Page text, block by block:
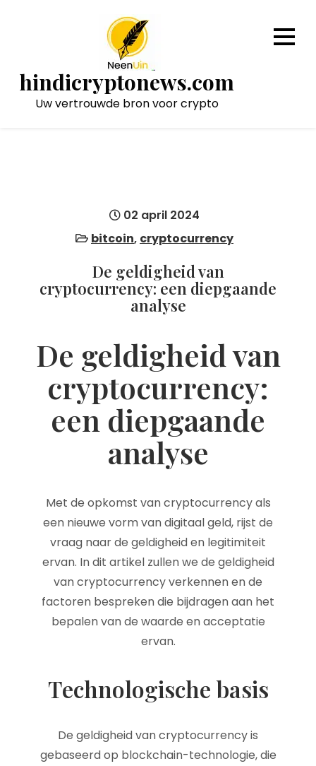
hindicryptonews.com
Uw vertrouwde bron voor crypto
02 april 2024
bitcoin, cryptocurrency
De geldigheid van
cryptocurrency: een diepgaande
analyse
De geldigheid van
cryptocurrency:
een diepgaande
analyse
Met de opkomst van cryptocurrency als
een nieuwe vorm van digitaal geld, rijst de
vraag naar de geldigheid en legitimiteit
ervan. In dit artikel zullen we de geldigheid
van cryptocurrency verkennen en de
factoren bespreken die bijdragen aan het
bepalen van de waarde en acceptatie
ervan.
Technologische basis
De geldigheid van cryptocurrency is
gebaseerd op blockchain-technologie, die